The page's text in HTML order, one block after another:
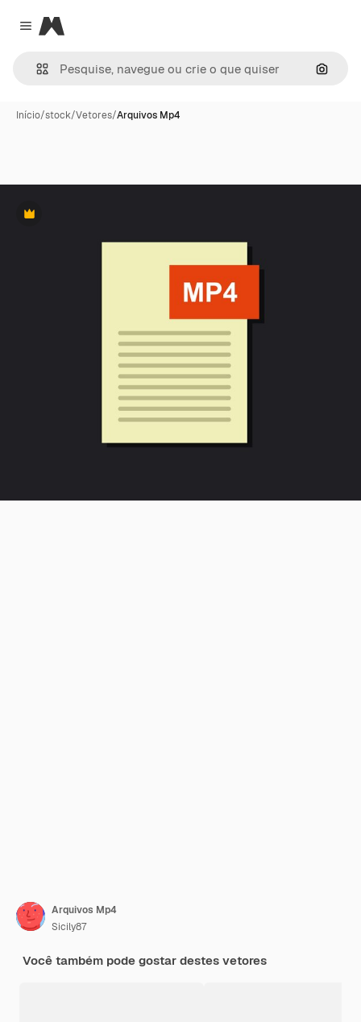
Close menu
Magnific
Início/stock/Vetores/Arquivos Mp4
Premium
Arquivos Mp4
Sicily87
Você também pode gostar destes vetores